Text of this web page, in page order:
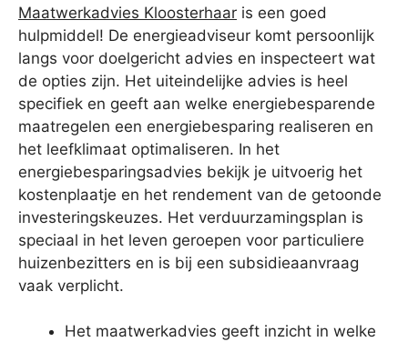
Maatwerkadvies Kloosterhaar is een goed
hulpmiddel! De energieadviseur komt persoonlijk
langs voor doelgericht advies en inspecteert wat
de opties zijn. Het uiteindelijke advies is heel
specifiek en geeft aan welke energiebesparende
maatregelen een energiebesparing realiseren en
het leefklimaat optimaliseren. In het
energiebesparingsadvies bekijk je uitvoerig het
kostenplaatje en het rendement van de getoonde
investeringskeuzes. Het verduurzamingsplan is
speciaal in het leven geroepen voor particuliere
huizenbezitters en is bij een subsidieaanvraag
vaak verplicht.
Het maatwerkadvies geeft inzicht in welke